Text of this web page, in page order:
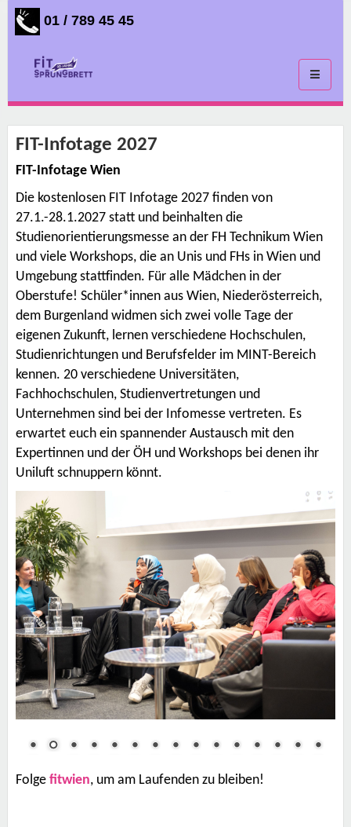
01 / 789 45 45
Toggle
FIT-Infotage 2027
FIT-Infotage Wien
Die kostenlosen FIT Infotage 2027 finden von
27.1.-28.1.2027 statt und beinhalten die
Studienorientierungsmesse an der FH Technikum Wien
und viele Workshops, die an Unis und FHs in Wien und
Umgebung stattfinden. Für alle Mädchen in der
Oberstufe! Schüler*innen aus Wien, Niederösterreich,
dem Burgenland widmen sich zwei volle Tage der
eigenen Zukunft, lernen verschiedene Hochschulen,
Studienrichtungen und Berufsfelder im MINT-Bereich
kennen. 20 verschiedene Universitäten,
Fachhochschulen, Studienvertretungen und
Unternehmen sind bei der Infomesse vertreten. Es
erwartet euch ein spannender Austausch mit den
Expertinnen und der ÖH und Workshops bei denen ihr
Uniluft schnuppern könnt.
Folge fitwien, um am Laufenden zu bleiben!